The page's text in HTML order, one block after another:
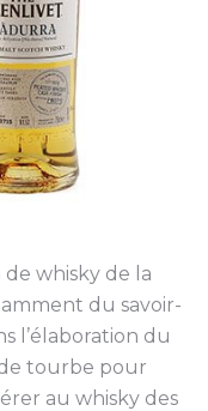
whisky de la
du savoir-
l’élaboration du
tourbe pour
au whisky des